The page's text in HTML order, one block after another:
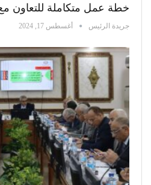
خطة عمل متكاملة للتعاون
جريدة الرئيس أغسطس 17, 2024